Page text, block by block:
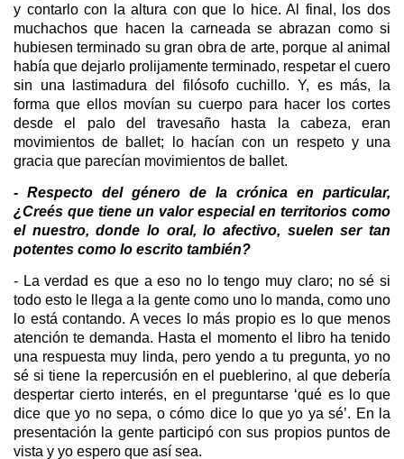
y contarlo con la altura con que lo hice. Al final, los dos
muchachos que hacen la carneada se abrazan como si
hubiesen terminado su gran obra de arte, porque al animal
había que dejarlo prolijamente terminado, respetar el cuero
sin una lastimadura del filósofo cuchillo. Y, es más, la
forma que ellos movían su cuerpo para hacer los cortes
desde el palo del travesaño hasta la cabeza, eran
movimientos de ballet; lo hacían con un respeto y una
gracia que parecían movimientos de ballet.
- Respecto del género de la crónica en particular,
¿Creés que tiene un valor especial en territorios como
el nuestro, donde lo oral, lo afectivo, suelen ser tan
potentes como lo escrito también?
- La verdad es que a eso no lo tengo muy claro; no sé si
todo esto le llega a la gente como uno lo manda, como uno
lo está contando. A veces lo más propio es lo que menos
atención te demanda. Hasta el momento el libro ha tenido
una respuesta muy linda, pero yendo a tu pregunta, yo no
sé si tiene la repercusión en el pueblerino, al que debería
despertar cierto interés, en el preguntarse ‘qué es lo que
dice que yo no sepa, o cómo dice lo que yo ya sé’. En la
presentación la gente participó con sus propios puntos de
vista y yo espero que así sea.